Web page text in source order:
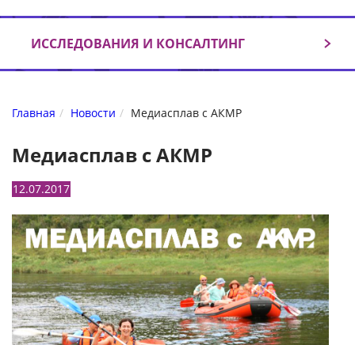
ИССЛЕДОВАНИЯ И КОНСАЛТИНГ
Главная Новости Медиасплав с АКМР
Медиасплав с АКМР
12.07.2017